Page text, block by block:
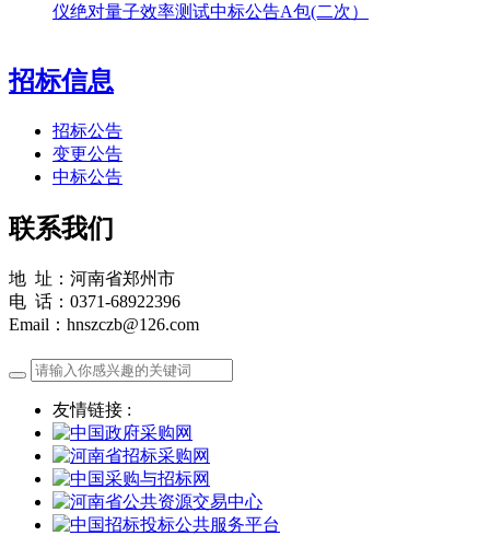
仪绝对量子效率测试中标公告A包(二次）
招标信息
招标公告
变更公告
中标公告
联系我们
地 址：河南省郑州市
电 话：0371-68922396
Email：hnszczb@126.com
友情链接 :